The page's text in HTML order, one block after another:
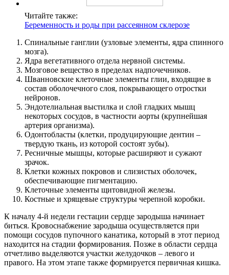
Читайте также:
Беременность и роды при рассеянном склерозе
Спинальные ганглии (узловые элементы, ядра спинного
мозга).
Ядра вегетативного отдела нервной системы.
Мозговое вещество в пределах надпочечников.
Шванновские клеточные элементы глии, входящие в
состав оболочечного слоя, покрывающего отростки
нейронов.
Эндотелиальная выстилка и слой гладких мышц
некоторых сосудов, в частности аорты (крупнейшая
артерия организма).
Одонтобласты (клетки, продуцирующие дентин –
твердую ткань, из которой состоят зубы).
Ресничные мышцы, которые расширяют и сужают
зрачок.
Клетки кожных покровов и слизистых оболочек,
обеспечивающие пигментацию.
Клеточные элементы щитовидной железы.
Костные и хрящевые структуры черепной коробки.
К началу 4-й недели гестации сердце зародыша начинает
биться. Кровоснабжение зародыша осуществляется при
помощи сосудов пупочного канатика, который в этот период
находится на стадии формирования. Позже в области сердца
отчетливо выделяются участки желудочков – левого и
правого. На этом этапе также формируется первичная кишка.